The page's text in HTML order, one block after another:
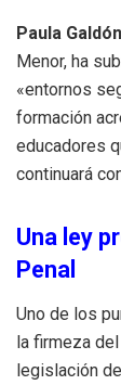
Paula Galdón
Menor, ha
«entornos
formación
educadores
continuará
Una ley
Penal
Uno de los
la firmeza del
legislación